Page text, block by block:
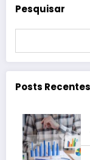
Pesquisar
Posts Recentes